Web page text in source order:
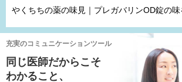
やくちちの薬の味見｜プレガバリンOD錠の
充実のコミュニケーションツール
同じ医師だからこそ
わかること、